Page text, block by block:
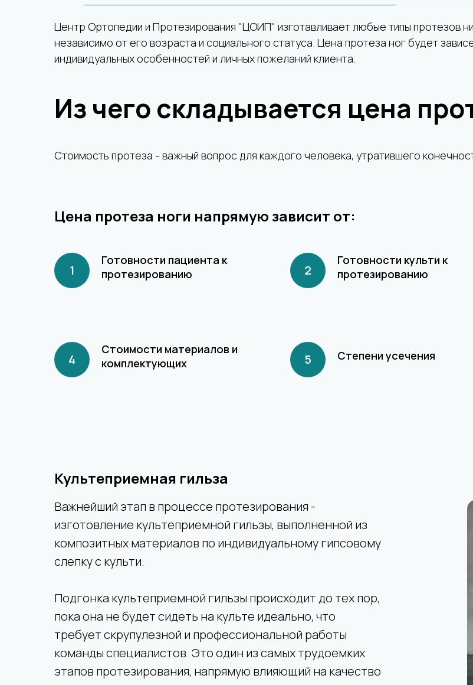
Центр Ортопедии и Протезирования "ЦОИП" изготавливает любые типы протезов
независимо от его возраста и социального статуса. Цена протеза ног будет
индивидуальных особенностей и личных пожеланий клиента.
Из чего складывается цена
Стоимость протеза - важный вопрос для каждого человека, утратившего
Цена протеза ноги напрямую зависит от:
Готовности пациента к
протезированию
Готовности культи к
протезированию
Стоимости материалов и
комплектующих
Степени усечения
Культеприемная гильза
Важнейший этап в процессе протезирования -
изготовление культеприемной гильзы, выполненной из
композитных материалов по индивидуальному гипсовому
слепку с культи.
Подгонка культеприемной гильзы происходит до тех пор,
пока она не будет сидеть на культе идеально, что
требует скрупулезной и профессиональной работы
команды специалистов. Это один из самых трудоемких
этапов протезирования, напрямую влияющий на качество